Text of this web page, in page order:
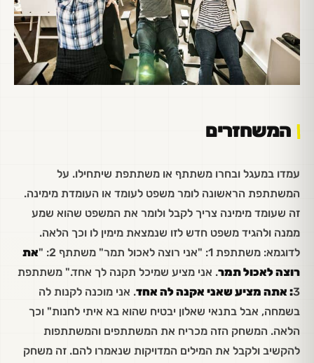
המשחזרים
עמדו במעגל ובחרו משתתף או משתתפת שיתחילו. על
המשתתפת הראשונה לומר משפט לעומד או העומדת מימינה.
זה שעומד מימינה צריך לקבל ולומר את המשפט שהוא שמע
ממנה ולהגיד משפט חדש לזו שנמצאת מימין לו וכך הלאה.
לדוגמא: משתתפת 1: "אני רוצה לאכול תמר" משתתף 2: "
את
רוצה לאכול תמר. אני מציע שמיכל תקנה לך אחד." משתתפת
3: אתה מציע שאני אקנה לה אחד. אני מוכנה לקנות לה
בשמחה, אבל בתנאי שאלון יבטיח שהוא בא איתי לחנות" וכך
הלאה. המשחק הזה מכריח את המשתתפים והמשתתפות
להקשיב ולקבל את המילים המדויקות שנאמרו להם. זה משחק